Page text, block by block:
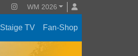
WM 2026
Staige TV Fan-Shop